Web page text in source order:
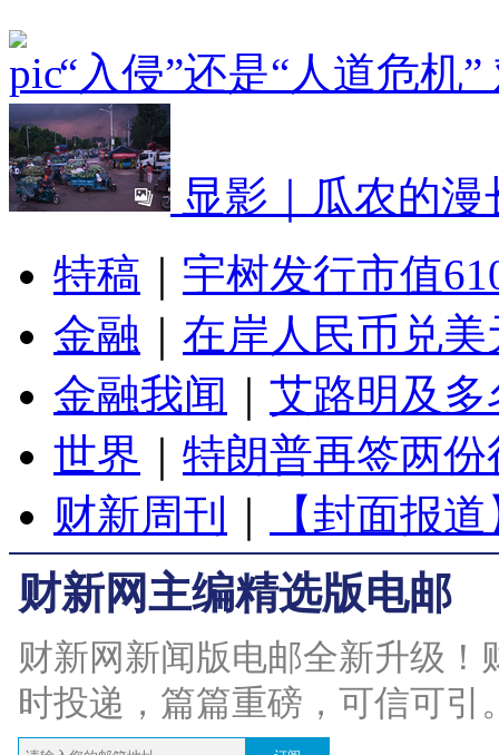
“入侵”还是“人道危机
显影｜瓜农的漫
特稿
宇树发行市值
金融
在岸人民币兑
金融我闻
艾路明及
世界
特朗普再签两
财新周刊
【封面报
财新网主编精选版电邮
财新网新闻版电邮全新升级
时投递，篇篇重磅，可信可引